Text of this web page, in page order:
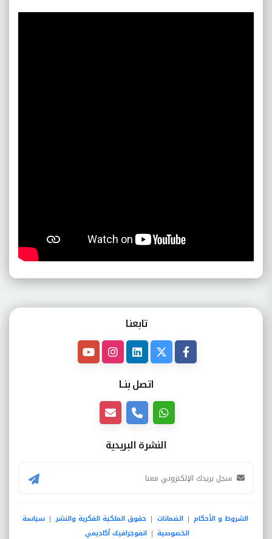
تابعنـا
اتصل بنــا
النشرة البريدية
الشروط و الأحكام | الضمانات | حقوق الملكية الفكرية والنشر | سياسة
الخصوصية | انفوجرافيك أكاديمي